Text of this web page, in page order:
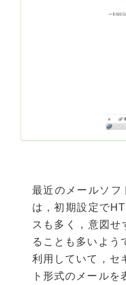
最近のメールソフ
は，初期設定で
スも多く，意図せ
ることも多いよう
利用していて，セ
ト形式のメールを